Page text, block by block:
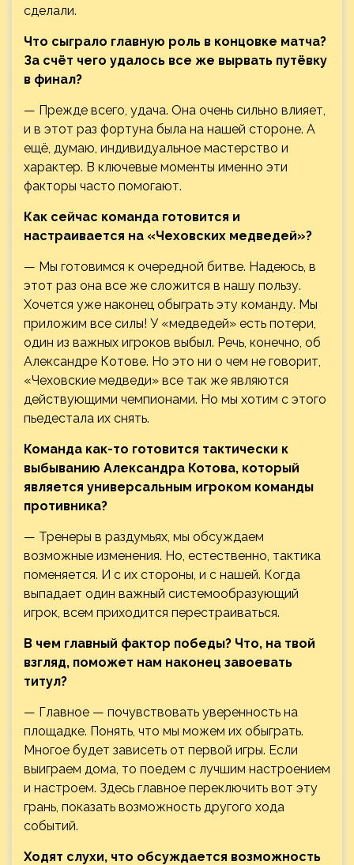
сделали.
Что сыграло главную роль в концовке матча?
За счёт чего удалось все же вырвать путёвку
в финал?
— Прежде всего, удача. Она очень сильно влияет,
и в этот раз фортуна была на нашей стороне. А
ещё, думаю, индивидуальное мастерство и
характер. В ключевые моменты именно эти
факторы часто помогают.
Как сейчас команда готовится и
настраивается на «Чеховских медведей»?
— Мы готовимся к очередной битве. Надеюсь, в
этот раз она все же сложится в нашу пользу.
Хочется уже наконец обыграть эту команду. Мы
приложим все силы! У «медведей» есть потери,
один из важных игроков выбыл. Речь, конечно, об
Александре Котове. Но это ни о чем не говорит,
«Чеховские медведи» все так же являются
действующими чемпионами. Но мы хотим с этого
пьедестала их снять.
Команда как-то готовится тактически к
выбыванию Александра Котова, который
является универсальным игроком команды
противника?
— Тренеры в раздумьях, мы обсуждаем
возможные изменения. Но, естественно, тактика
поменяется. И с их стороны, и с нашей. Когда
выпадает один важный системообразующий
игрок, всем приходится перестраиваться.
В чем главный фактор победы? Что, на твой
взгляд, поможет нам наконец завоевать
титул?
— Главное — почувствовать уверенность на
площадке. Понять, что мы можем их обыграть.
Многое будет зависеть от первой игры. Если
выиграем дома, то поедем с лучшим настроением
и настроем. Здесь главное переключить вот эту
грань, показать возможность другого хода
событий.
Ходят слухи, что обсуждается возможность